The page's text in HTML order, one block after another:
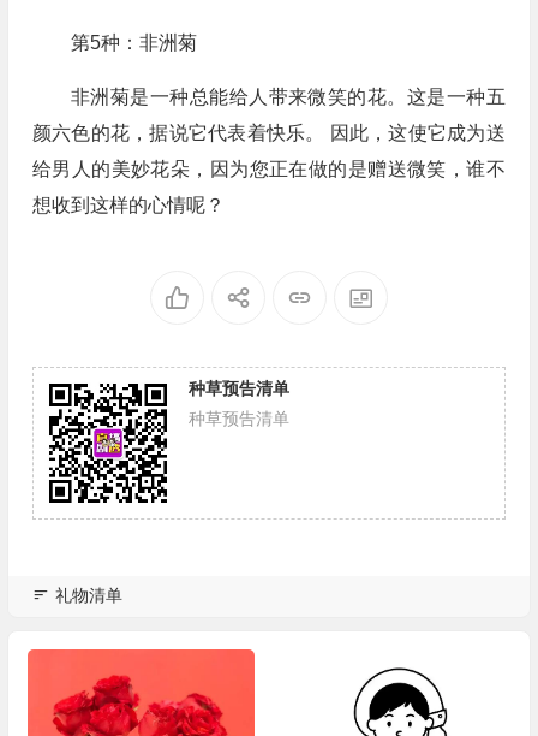
第5种：非洲菊
非洲菊是一种总能给人带来微笑的花。这是一种五
颜六色的花，据说它代表着快乐。 因此，这使它成为送
给男人的美妙花朵，因为您正在做的是赠送微笑，谁不
想收到这样的心情呢？
种草预告清单
种草预告清单
礼物清单